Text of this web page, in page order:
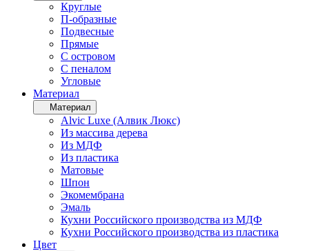
Круглые
П-образные
Подвесные
Прямые
С островом
С пеналом
Угловые
Материал
Материал
Alvic Luxe (Алвик Люкс)
Из массива дерева
Из МДФ
Из пластика
Матовые
Шпон
Экомембрана
Эмаль
Кухни Российского производства из МДФ
Кухни Российского производства из пластика
Цвет